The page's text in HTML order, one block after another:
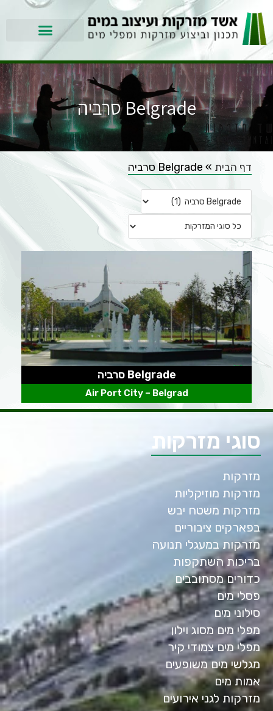
Belgrade סרביה
דף הבית » Belgrade סרביה
Air Port City – Belgrad
Belgrade סרביה
סוגי מזרקות
מזרקות
מזרקות מוזיקליות
מזרקות משטח יבש
בפארקים ציבוריים
מזרקות במעגלי תנועה
בריכות השתקפות
כדורים מסתובבים
פסלי מים
סילוני מים
מפלי מים מסוג וילון
מפלי מים צמודי קיר
מגלשי מים משופעים
אמות מים
מזרקות לגני אירועים